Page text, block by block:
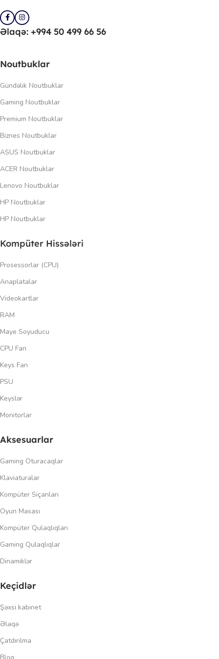
Əlaqə: +994 50 499 66 56
Noutbuklar
Gündəlik Noutbuklar
Gaming Noutbuklar
Premium Noutbuklar
Biznes Noutbuklar
ASUS Noutbuklar
ACER Noutbuklar
Lenovo Noutbuklar
HP Noutbuklar
HP Noutbuklar
Kompüter Hissələri
Prosessorlar (CPU)
Anaplatalar
Videokartlar
RAM
Maye Soyuducu
CPU Fan
Keys Fan
PSU
Keyslər
Monitorlar
Aksesuarlar
Gaming Oturacaqlar
Klaviaturalar
Kompüter Siçanları
Oyun Masası
Kompüter Qulaqlıqları
Gaming Qulaqlıqlar
Dinamiklər
Keçidlər
Şəxsi kabinet
Əlaqə
Çatdırılma